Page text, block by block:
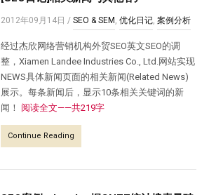
2012年09月14日 /SEO & SEM ,优化日记,案例分析
经过杰欣网络营销机构外贸SEO英文SEO的调
整，Xiamen Landee Industries Co., Ltd.网站实现
NEWS具体新闻页面的相关新闻(Related News)
展示。每条新闻后，显示10条相关关键词的新
闻！ 阅读全文——共219字
Continue Reading